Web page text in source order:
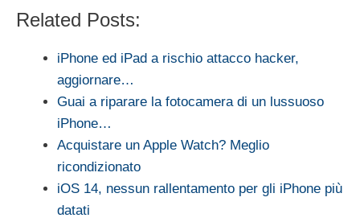
Related Posts:
iPhone ed iPad a rischio attacco hacker,
aggiornare…
Guai a riparare la fotocamera di un lussuoso
iPhone…
Acquistare un Apple Watch? Meglio
ricondizionato
iOS 14, nessun rallentamento per gli iPhone più
datati